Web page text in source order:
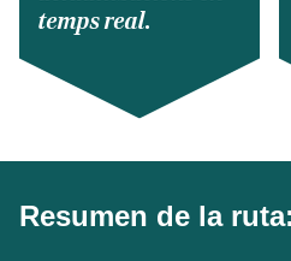
temps real.
Resumen de la